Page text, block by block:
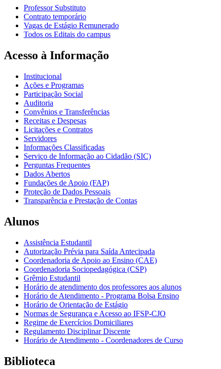
Professor Substituto
Contrato temporário
Vagas de Estágio Remunerado
Todos os Editais do campus
Acesso à Informação
Institucional
Ações e Programas
Participação Social
Auditoria
Convênios e Transferências
Receitas e Despesas
Licitações e Contratos
Servidores
Informações Classificadas
Serviço de Informação ao Cidadão (SIC)
Perguntas Frequentes
Dados Abertos
Fundações de Apoio (FAP)
Proteção de Dados Pessoais
Transparência e Prestação de Contas
Alunos
Assistência Estudantil
Autorização Prévia para Saída Antecipada
Coordenadoria de Apoio ao Ensino (CAE)
Coordenadoria Sociopedagógica (CSP)
Grêmio Estudantil
Horário de atendimento dos professores aos alunos
Horário de Atendimento - Programa Bolsa Ensino
Horário de Orientação de Estágio
Normas de Segurança e Acesso ao IFSP-CJO
Regime de Exercícios Domiciliares
Regulamento Disciplinar Discente
Horário de Atendimento - Coordenadores de Curso
Biblioteca